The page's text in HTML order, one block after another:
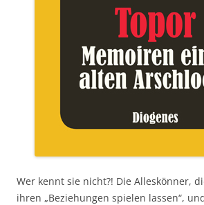
Wer kennt sie nicht?! Die Alleskönner,
ihren „Beziehungen spielen lassen“,